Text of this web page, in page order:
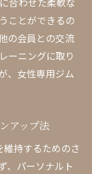
ことができるの
の会員との交流
ーニングに取り
、女性専用ジム
アップ法
持するためのさ
、パーソナルト